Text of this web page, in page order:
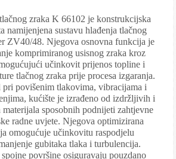
zraka K 66102 je konstrukcijska
namijenjena sustavu hlađenja tlačnog
ZV40/48. Njegova osnovna funkcija je
komprimiranog usisnog zraka kroz
učinkovit prijenos topline i
tlačnog zraka prije procesa izgaranja.
pri povišenim tlakovima, vibracijama i
kućište je izrađeno od izdržljivih i
sposobnih podnijeti zahtjevne
radne uvjete. Njegova optimizirana
omogućuje učinkovitu raspodjelu
gubitaka tlaka i turbulencija.
površine osiguravaju pouzdano